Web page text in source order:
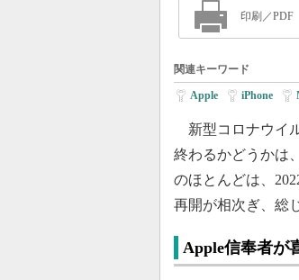
印刷／PDF
関連キーワード
Apple iPhone
新型コロナウイ
終わるかどうかは
のほとんどは、
再開が相次ぎ、総
Apple信奉者が